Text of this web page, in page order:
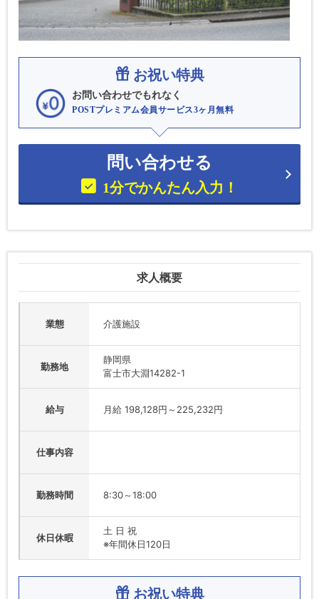
お祝い特典
お問い合わせでもれなく
POSTプレミアム会員サービス3ヶ月無料
問い合わせる
1分でかんたん入力！
求人概要
業態 介護施設
勤務地
静岡県
富士市大淵14282-1
給与 月給 198,128円～225,232円
仕事内容
勤務時間 8:30～18:00
休日休暇
土 日 祝
※年間休日120日
お祝い特典